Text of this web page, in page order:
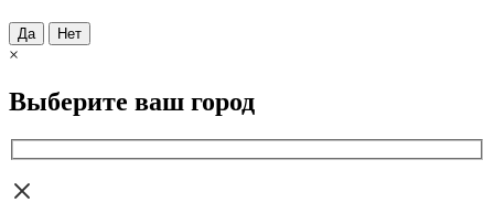
Да Нет
×
Выберите ваш город